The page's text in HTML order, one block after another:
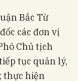
Bắc Từ
các đơn vị
Chủ tịch
tục quản lý,
thực hiện